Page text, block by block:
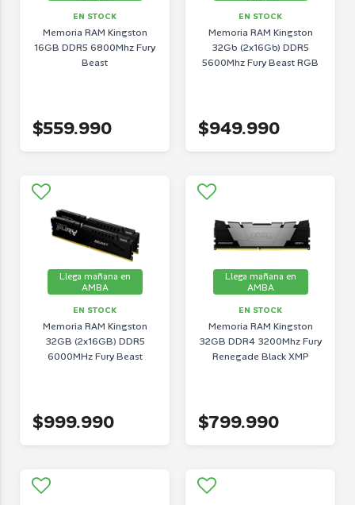
EN STOCK
Memoria RAM Kingston
16GB DDR5 6800Mhz Fury
Beast
$559.990
EN STOCK
Memoria RAM Kingston
32Gb (2x16Gb) DDR5
5600Mhz Fury Beast RGB
$949.990
Llega mañana en
AMBA
EN STOCK
Memoria RAM Kingston
32GB (2x16GB) DDR5
6000MHz Fury Beast
$999.990
Llega mañana en
AMBA
EN STOCK
Memoria RAM Kingston
32GB DDR4 3200Mhz Fury
Renegade Black XMP
$799.990